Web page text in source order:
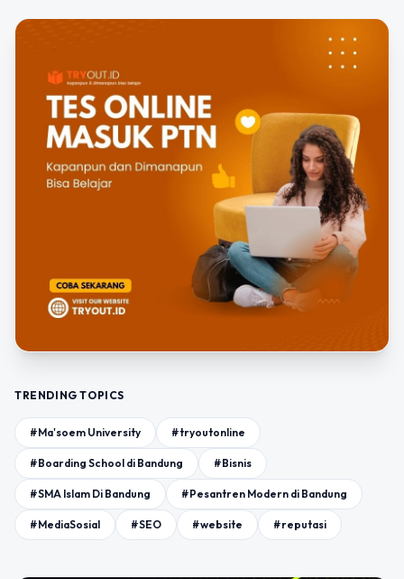
TRENDING TOPICS
#Ma'soem University #tryoutonline
#Boarding School di Bandung #Bisnis
#SMA Islam Di Bandung #Pesantren Modern di Bandung
#MediaSosial #SEO #website #reputasi